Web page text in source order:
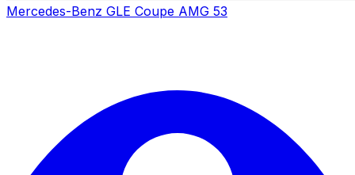
Mercedes-Benz GLE Coupe AMG 53